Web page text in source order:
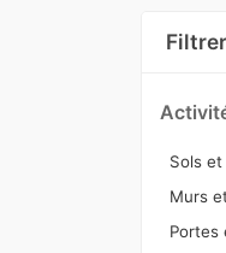
Sols
Murs
Portes